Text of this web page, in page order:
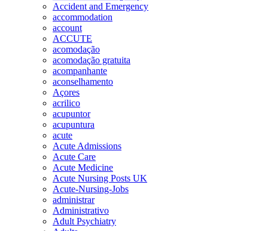
Accident and Emergency
accommodation
account
ACCUTE
acomodação
acomodação gratuita
acompanhante
aconselhamento
Açores
acrilico
acupuntor
acupuntura
acute
Acute Admissions
Acute Care
Acute Medicine
Acute Nursing Posts UK
Acute-Nursing-Jobs
administrar
Administrativo
Adult Psychiatry